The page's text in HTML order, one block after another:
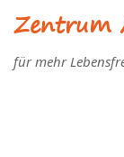
Zentrum
für mehr